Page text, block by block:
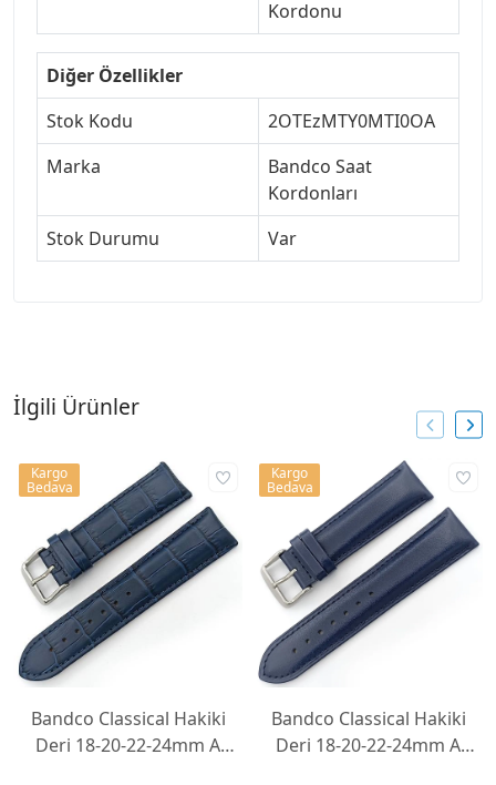
Kordonu
Diğer Özellikler
Stok Kodu
2OTEzMTY0MTI0OA
Marka
Bandco Saat
Kordonları
Stok Durumu
Var
İlgili Ürünler
Bandco Classical Hakiki
Deri 18-20-22-24mm A
Kargo
Bedava
Bandco Classical Hakiki
Deri 18-20-22-24mm A
Kargo
Bedava